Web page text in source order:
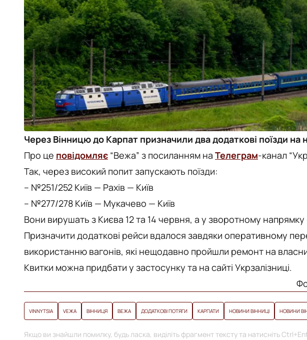
Через Вінницю до Карпат призначили два додаткові поїзди на
Про це повідомляє “Вежа” з посиланням на Телеграм-канал
Так, через високий попит запускають поїзди:
– №251/252 Київ — Рахів — Київ
– №277/278 Київ — Мукачево — Київ
Вони вирушать з Києва 12 та 14 червня, а у зворотному напрямку
Призначити додаткові рейси вдалося завдяки оперативному
використанню вагонів, які нещодавно пройшли ремонт на
Квитки можна придбати у застосунку та на сайті Укрзалізниці.
VINNYTSIA VЕЖА ВІННИЦЯ ВЕЖА ДОДАТКОВІ ПОТЯГИ КАРПАТИ НОВИНИ ВІННИЦІ НОВИНИ
Якщо ви знайшли помилку, будь ласка, виділіть фрагмент тексту та натисніть